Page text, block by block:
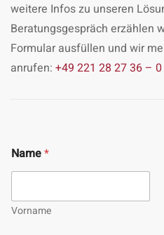
weitere Infos zu unseren
Beratungsgespräch erzählen
Formular ausfüllen und wir
anrufen: +49 221 28 27 36 – 0
Name*
Vorname